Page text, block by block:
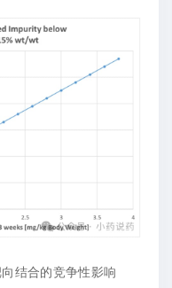
结合的竞争性影响